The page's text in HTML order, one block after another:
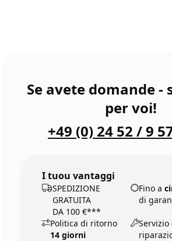
Se avete domande -
per voi!
+49 (0) 24 52 / 9
I tuou vantaggi
SPEDIZIONE
GRATUITA
DA 100 €***
Fino a
di
Politica di ritorno
14 giorni
Servizio